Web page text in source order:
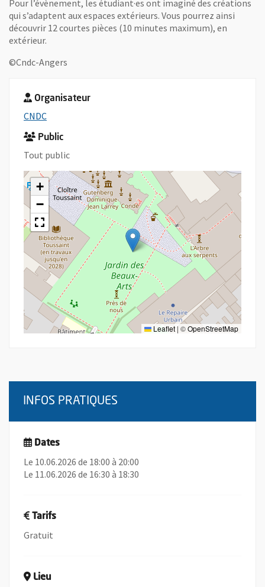
Pour l’évènement, les étudiant·es ont imaginé des créations
qui s’adaptent aux espaces extérieurs. Vous pourrez ainsi
découvrir 12 courtes pièces (10 minutes maximum), en
extérieur.
©Cndc-Angers
Organisateur
CNDC, Ouvre une nouvelle fenêtre
Public
Tout public
+
−
Leaflet | ©OpenStreetMap
INFOS PRATIQUES
Dates
Le 10.06.2026 de 18:00 à 20:00
Le 11.06.2026 de 16:30 à 18:30
Tarifs
Gratuit
Lieu